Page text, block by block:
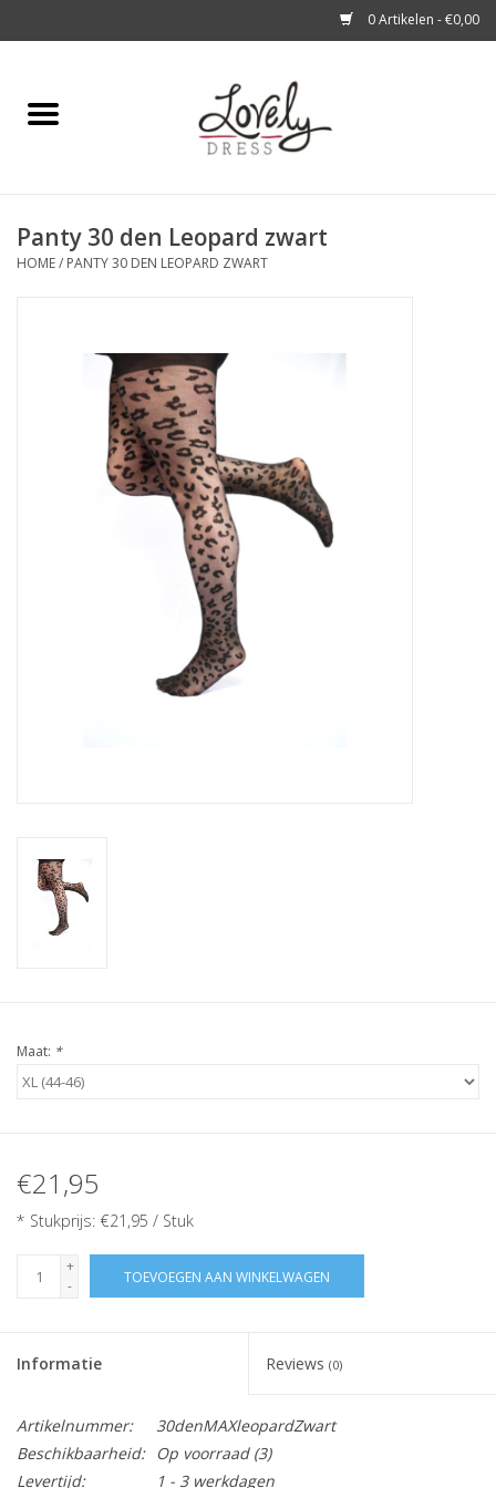
0 Artikelen - €0,00
Home
A story about
Look at You
Panty 30 den Leopard zwart
HOME/ PANTY 30 DEN LEOPARD ZWART
Maat: *
€21,95
* Stukprijs: €21,95 / Stuk
+
-
TOEVOEGEN AAN WINKELWAGEN
Informatie Reviews (0)
Artikelnummer:
30denMAXleopardZwart
Beschikbaarheid:
Op voorraad(3)
Levertijd:
1 - 3 werkdagen